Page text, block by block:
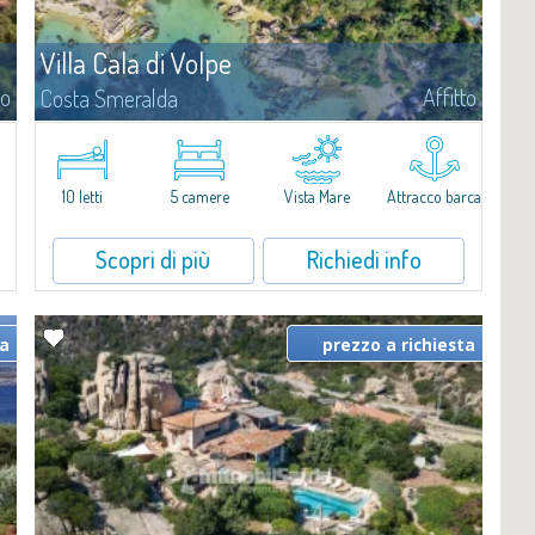
Villa Cala di Volpe
Costa Smeralda Affitto
Vi diamo il benvenuto a Villa Cala di Volpe, straordinaria proprietà
fronte mare e vera e propria penisola privata di circa 6.000 metri
quadrati lungo le coste cristalline della prestigiosa Baia Cala di
Volpe, a due...
10 letti 5 camere Vista Mare Attracco barca
Scopri di più Richiedi info
prezzo a richiesta